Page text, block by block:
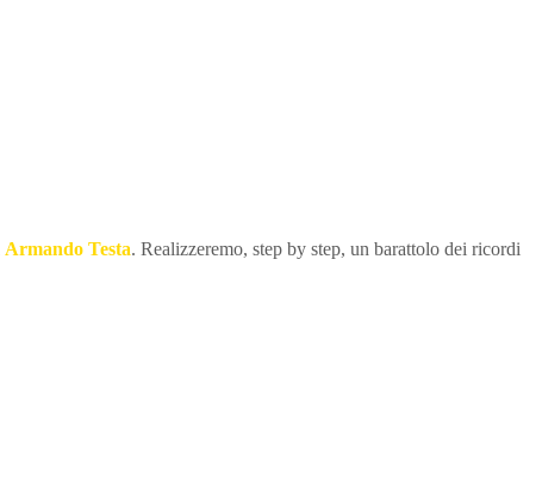
Armando Testa. Realizzeremo, step by step, un barattolo dei ricordi